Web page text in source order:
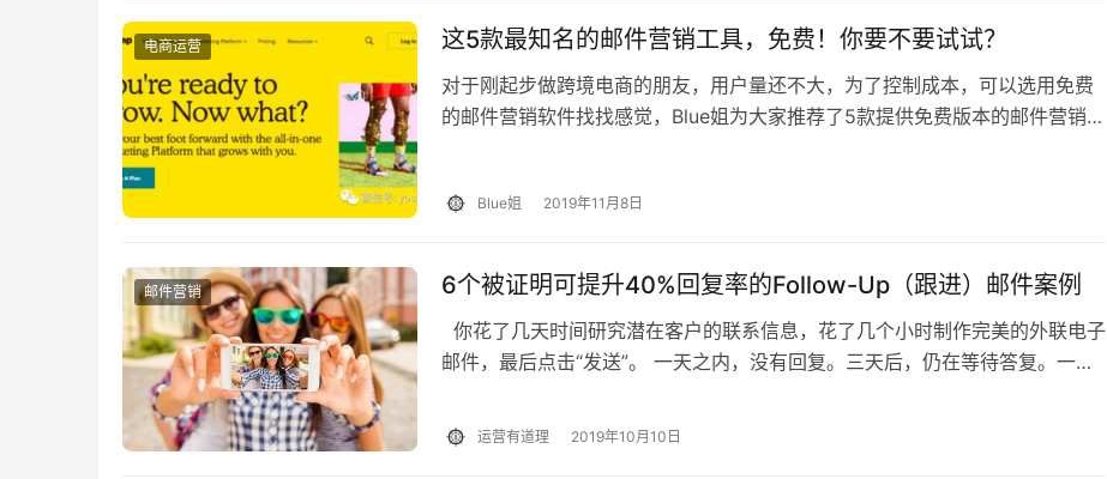
电商运营 这5款最知名的邮件营销工具，免费！你要不要试试？
对于刚起步做跨境电商的朋友，用户量还不大，为了控制成本，可以选用免费
的邮件营销软件找找感觉，Blue姐为大家推荐了5款提供免费版本的邮件营销工
Blue姐 2019年11月8日
邮件营销 6个被证明可提升40%回复率的Follow-Up（跟进）邮件案例
你花了几天时间研究潜在客户的联系信息，花了几个小时制作完美的外联电子
邮件，最后点击“发送”。 一天之内，没有回复。三天后，仍在等待答复。一周
你：这是正常的。 …
运营有道理 2019年10月10日